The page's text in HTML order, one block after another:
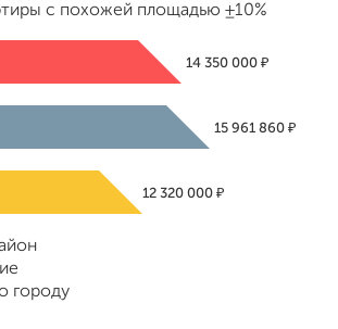
с похожей площадью ±10%
14 350 000 ₽
15 961 860 ₽
12 320 000₽
городу